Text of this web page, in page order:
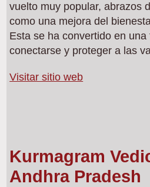
vuelto muy popular, abrazos
como una mejora del
Esta se ha convertido en
conectarse y proteger a las
Visitar sitio web
Kurmagram
Andhra Pradesh